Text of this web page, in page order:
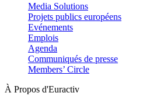
Media Solutions
Projets publics européens
Evénements
Emplois
Agenda
Communiqués de presse
Members’ Circle
À Propos d'Euractiv